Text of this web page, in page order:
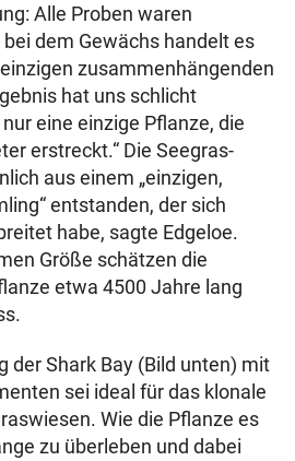
Alle Proben waren
dem Gewächs handelt es
zusammenhängenden
hat uns schlicht
eine einzige Pflanze, die
erstreckt.“ Die Seegras-
aus einem „einzigen,
entstanden, der sich
habe, sagte Edgeloe.
Größe schätzen die
etwa 4500 Jahre lang
der Shark Bay (Bild unten) mit
sei ideal für das klonale
Wie die Pflanze es
zu überleben und dabei